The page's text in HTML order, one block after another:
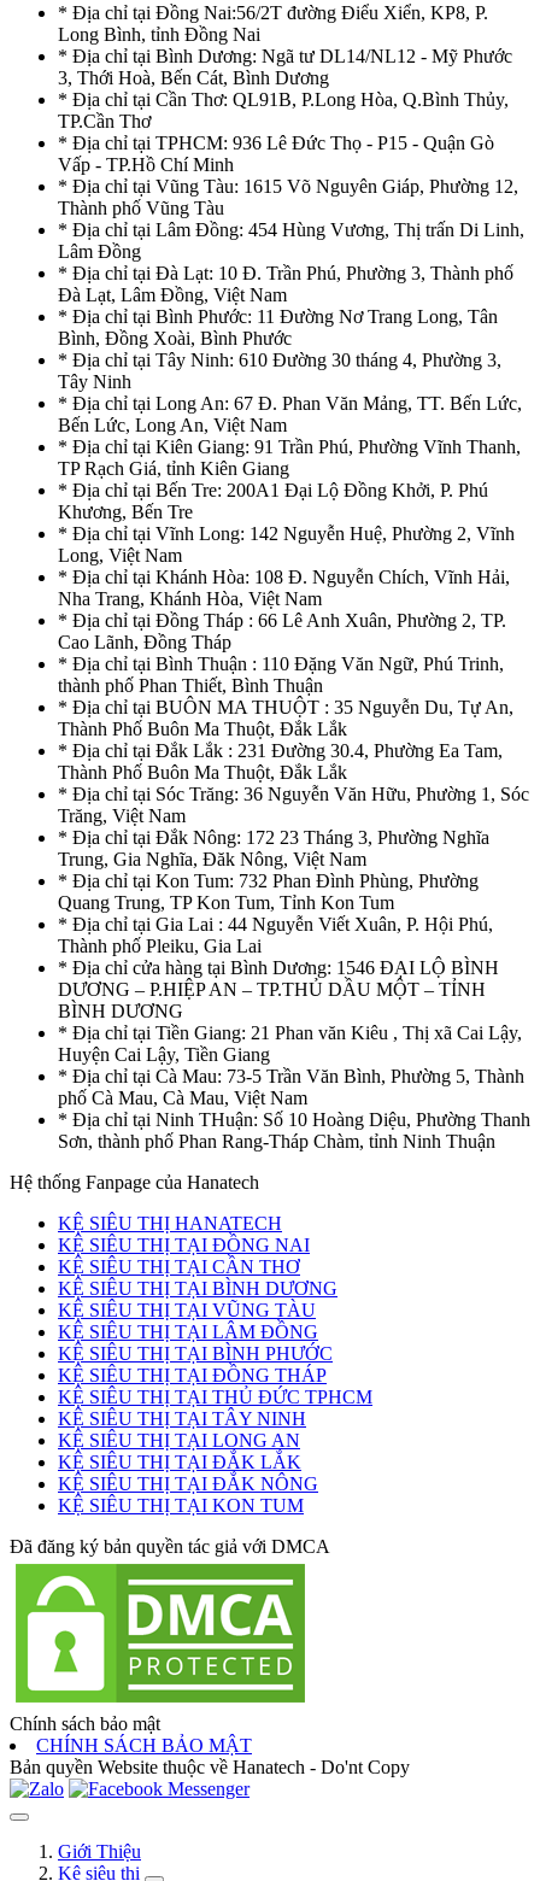
* Địa chỉ tại Đồng Nai:56/2T đường Điểu Xiển, KP8, P.
Long Bình, tỉnh Đồng Nai
* Địa chỉ tại Bình Dương: Ngã tư DL14/NL12 - Mỹ Phước
3, Thới Hoà, Bến Cát, Bình Dương
* Địa chỉ tại Cần Thơ: QL91B, P.Long Hòa, Q.Bình Thủy,
TP.Cần Thơ
* Địa chỉ tại TPHCM: 936 Lê Đức Thọ - P15 - Quận Gò
Vấp - TP.Hồ Chí Minh
* Địa chỉ tại Vũng Tàu: 1615 Võ Nguyên Giáp, Phường 12,
Thành phố Vũng Tàu
* Địa chỉ tại Lâm Đồng: 454 Hùng Vương, Thị trấn Di Linh,
Lâm Đồng
* Địa chỉ tại Đà Lạt: 10 Đ. Trần Phú, Phường 3, Thành phố
Đà Lạt, Lâm Đồng, Việt Nam
* Địa chỉ tại Bình Phước: 11 Đường Nơ Trang Long, Tân
Bình, Đồng Xoài, Bình Phước
* Địa chỉ tại Tây Ninh: 610 Đường 30 tháng 4, Phường 3,
Tây Ninh
* Địa chỉ tại Long An: 67 Đ. Phan Văn Mảng, TT. Bến Lức,
Bến Lức, Long An, Việt Nam
* Địa chỉ tại Kiên Giang: 91 Trần Phú, Phường Vĩnh Thanh,
TP Rạch Giá, tỉnh Kiên Giang
* Địa chỉ tại Bến Tre: 200A1 Đại Lộ Đồng Khởi, P. Phú
Khương, Bến Tre
* Địa chỉ tại Vĩnh Long: 142 Nguyễn Huệ, Phường 2, Vĩnh
Long, Việt Nam
* Địa chỉ tại Khánh Hòa: 108 Đ. Nguyễn Chích, Vĩnh Hải,
Nha Trang, Khánh Hòa, Việt Nam
* Địa chỉ tại Đồng Tháp : 66 Lê Anh Xuân, Phường 2, TP.
Cao Lãnh, Đồng Tháp
* Địa chỉ tại Bình Thuận : 110 Đặng Văn Ngữ, Phú Trinh,
thành phố Phan Thiết, Bình Thuận
* Địa chỉ tại BUÔN MA THUỘT : 35 Nguyễn Du, Tự An,
Thành Phố Buôn Ma Thuột, Đắk Lắk
* Địa chỉ tại Đắk Lắk : 231 Đường 30.4, Phường Ea Tam,
Thành Phố Buôn Ma Thuột, Đắk Lắk
* Địa chỉ tại Sóc Trăng: 36 Nguyễn Văn Hữu, Phường 1, Sóc
Trăng, Việt Nam
* Địa chỉ tại Đắk Nông: 172 23 Tháng 3, Phường Nghĩa
Trung, Gia Nghĩa, Đăk Nông, Việt Nam
* Địa chỉ tại Kon Tum: 732 Phan Đình Phùng, Phường
Quang Trung, TP Kon Tum, Tỉnh Kon Tum
* Địa chỉ tại Gia Lai : 44 Nguyễn Viết Xuân, P. Hội Phú,
Thành phố Pleiku, Gia Lai
* Địa chỉ cửa hàng tại Bình Dương: 1546 ĐẠI LỘ BÌNH
DƯƠNG – P.HIỆP AN – TP.THỦ DẦU MỘT – TỈNH
BÌNH DƯƠNG
* Địa chỉ tại Tiền Giang: 21 Phan văn Kiêu , Thị xã Cai Lậy,
Huyện Cai Lậy, Tiền Giang
* Địa chỉ tại Cà Mau: 73-5 Trần Văn Bình, Phường 5, Thành
phố Cà Mau, Cà Mau, Việt Nam
* Địa chỉ tại Ninh THuận: Số 10 Hoàng Diệu, Phường Thanh
Sơn, thành phố Phan Rang-Tháp Chàm, tỉnh Ninh Thuận
Hệ thống Fanpage của Hanatech
KỆ SIÊU THỊ HANATECH
KỆ SIÊU THỊ TẠI ĐỒNG NAI
KỆ SIÊU THỊ TẠI CẦN THƠ
KỆ SIÊU THỊ TẠI BÌNH DƯƠNG
KỆ SIÊU THỊ TẠI VŨNG TÀU
KỆ SIÊU THỊ TẠI LÂM ĐỒNG
KỆ SIÊU THỊ TẠI BÌNH PHƯỚC
KỆ SIÊU THỊ TẠI ĐỒNG THÁP
KỆ SIÊU THỊ TẠI THỦ ĐỨC TPHCM
KỆ SIÊU THỊ TẠI TÂY NINH
KỆ SIÊU THỊ TẠI LONG AN
KỆ SIÊU THỊ TẠI ĐẮK LẮK
KỆ SIÊU THỊ TẠI ĐẮK NÔNG
KỆ SIÊU THỊ TẠI KON TUM
Đã đăng ký bản quyền tác giả với DMCA
Chính sách bảo mật
CHÍNH SÁCH BẢO MẬT
Bản quyền Website thuộc về Hanatech - Do'nt Copy
Giới Thiệu
Kệ siêu thị